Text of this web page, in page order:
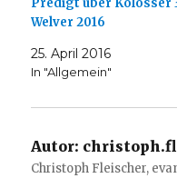
Welver 2016
25. April 2016
In "Allgemein"
Autor:
Christoph Fleischer,